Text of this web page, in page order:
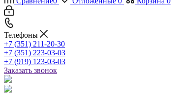
Телефоны
+7 (351) 211-20-30
+7 (351) 223-03-03
+7 (919) 123-03-03
Заказать звонок